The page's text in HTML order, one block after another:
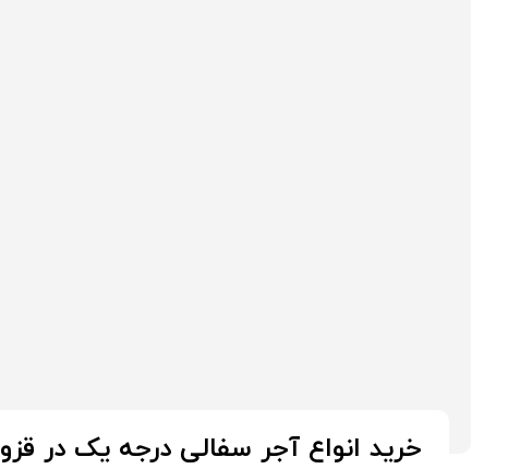
خرید انواع آجر سفالی درجه یک در